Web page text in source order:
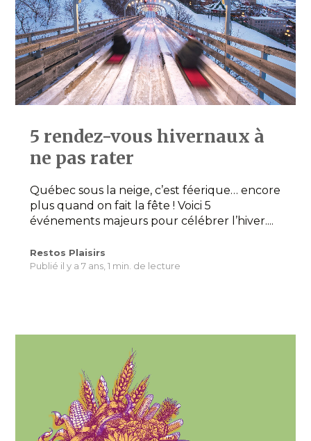
5 rendez-vous hivernaux à
ne pas rater
Québec sous la neige, c’est féerique… encore
plus quand on fait la fête ! Voici 5
événements majeurs pour célébrer l’hiver....
Restos Plaisirs
Publié il y a 7 ans, 1 min. de lecture